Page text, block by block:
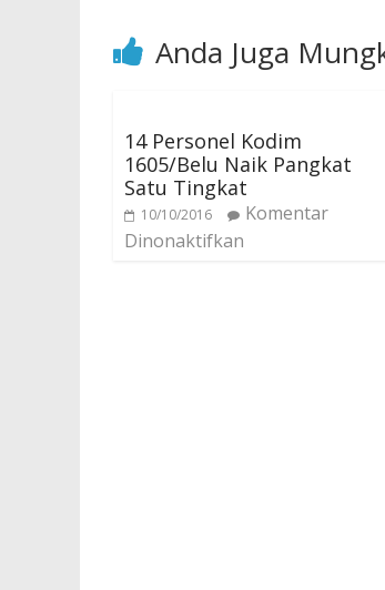
Anda Juga
14 Personel Kodim
1605/Belu Naik Pangkat
Satu Tingkat
10/10/2016
Komentar
Dinonaktifkan